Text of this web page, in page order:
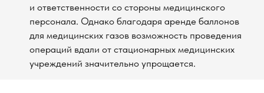
и ответственности со стороны медицинского
персонала. Однако благодаря аренде баллонов
для медицинских газов возможность проведения
операций вдали от стационарных медицинских
учреждений значительно упрощается.